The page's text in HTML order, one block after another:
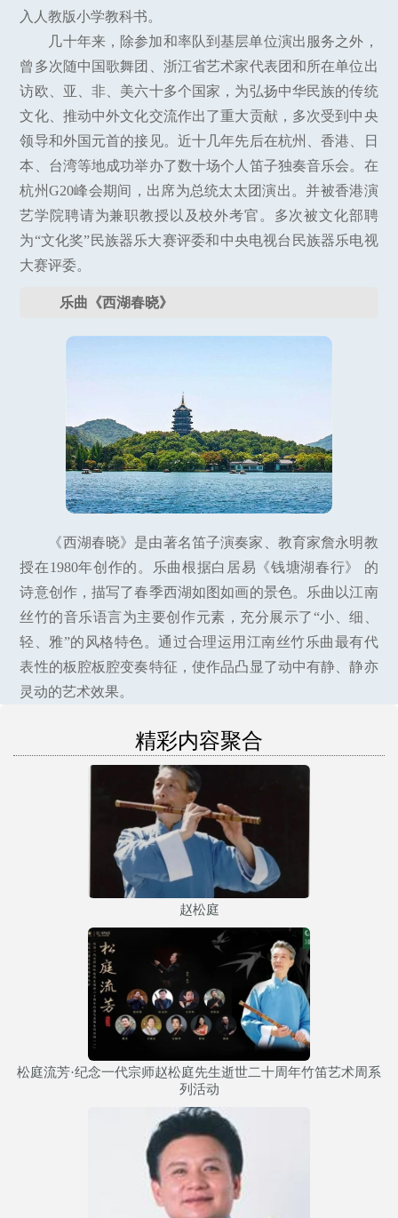
入人教版小学教科书。
几十年来，除参加和率队到基层单位演出服务之外，
曾多次随中国歌舞团、浙江省艺术家代表团和所在单位出
访欧、亚、非、美六十多个国家，为弘扬中华民族的传统
文化、推动中外文化交流作出了重大贡献，多次受到中央
领导和外国元首的接见。近十几年先后在杭州、香港、日
本、台湾等地成功举办了数十场个人笛子独奏音乐会。在
杭州G20峰会期间，出席为总统太太团演出。并被香港演
艺学院聘请为兼职教授以及校外考官。多次被文化部聘
为“文化奖”民族器乐大赛评委和中央电视台民族器乐电视
大赛评委。
乐曲《西湖春晓》
《西湖春晓》是由著名笛子演奏家、教育家詹永明教
授在1980年创作的。乐曲根据白居易《钱塘湖春行》 的
诗意创作，描写了春季西湖如图如画的景色。乐曲以江南
丝竹的音乐语言为主要创作元素，充分展示了“小、细、
轻、雅”的风格特色。通过合理运用江南丝竹乐曲最有代
表性的板腔板腔变奏特征，使作品凸显了动中有静、静亦
灵动的艺术效果。
精彩内容聚合
赵松庭
松庭流芳·纪念一代宗师赵松庭先生逝世二十周年竹笛艺术周系
列活动